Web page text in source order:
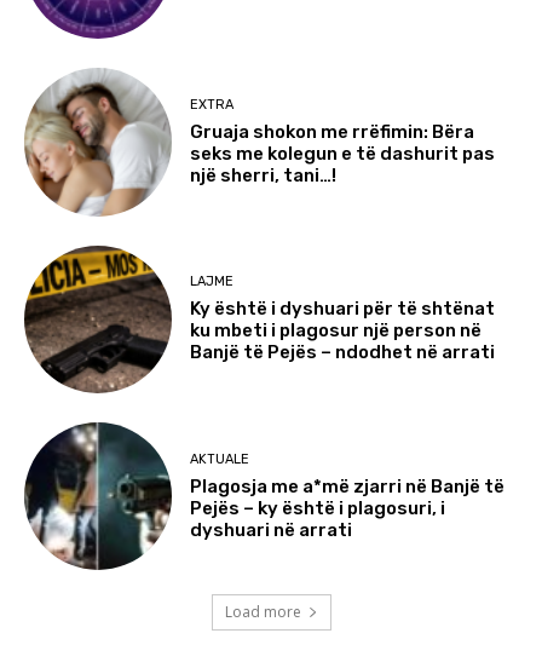
EXTRA
Gruaja shokon me rrëfimin: Bëra
seks me kolegun e të dashurit pas
një sherri, tani…!
LAJME
Ky është i dyshuari për të shtënat
ku mbeti i plagosur një person në
Banjë të Pejës – ndodhet në arrati
AKTUALE
Plagosja me a*më zjarri në Banjë të
Pejës – ky është i plagosuri, i
dyshuari në arrati
Load more